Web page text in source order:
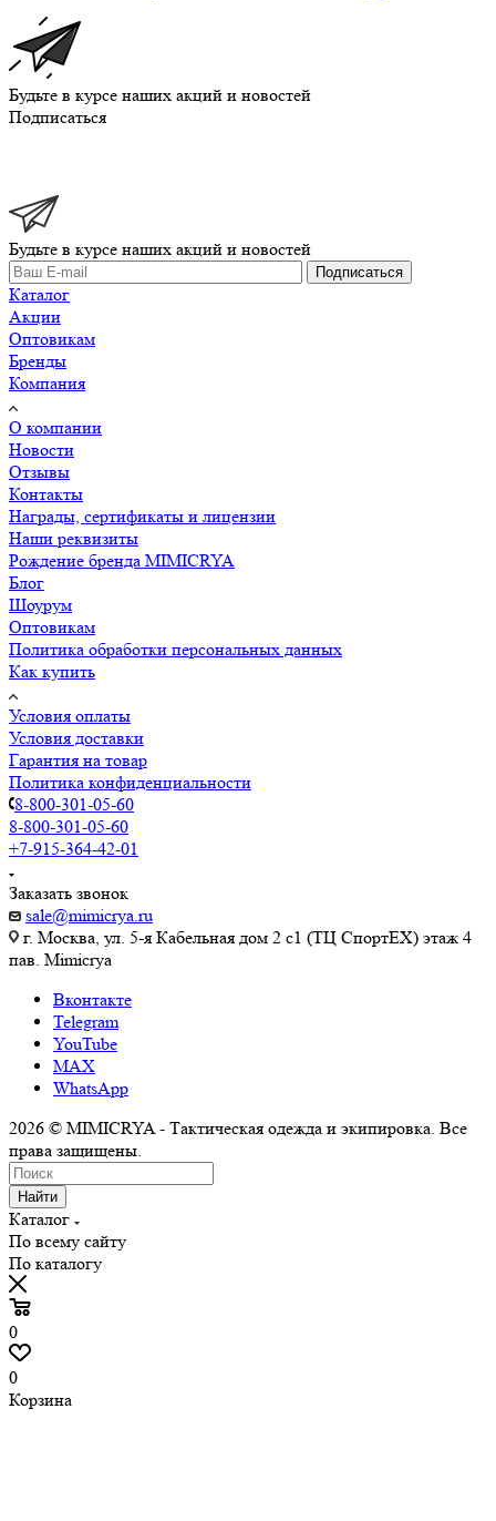
Будьте в курсе наших акций и новостей
Подписаться
Будьте в курсе наших акций и новостей
Подписаться
Каталог
Акции
Оптовикам
Бренды
Компания
О компании
Новости
Отзывы
Контакты
Награды, сертификаты и лицензии
Наши реквизиты
Рождение бренда MIMICRYA
Блог
Шоурум
Оптовикам
Политика обработки персональных данных
Как купить
Условия оплаты
Условия доставки
Гарантия на товар
Политика конфиденциальности
8-800-301-05-60
8-800-301-05-60
+7-915-364-42-01
Заказать звонок
sale@mimicrya.ru
г. Москва, ул. 5-я Кабельная дом 2 с1 (ТЦ СпортEX) этаж 4
пав. Mimicrya
Вконтакте
Telegram
YouTube
MAX
WhatsApp
2026 © MIMICRYA - Тактическая одежда и экипировка. Все
права защищены.
Найти
Каталог
По всему сайту
По каталогу
0
0
Корзина